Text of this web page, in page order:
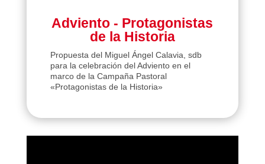
Adviento - Protagonistas
de la Historia
Propuesta del Miguel Ángel Calavia, sdb
para la celebración del Adviento en el
marco de la Campaña Pastoral
«Protagonistas de la Historia»